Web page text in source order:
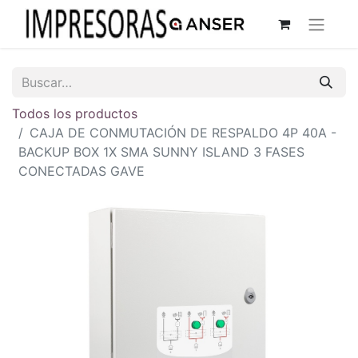
Todos los productos
CAJA DE CONMUTACIÓN DE RESPALDO 4P 40A -
BACKUP BOX 1X SMA SUNNY ISLAND 3 FASES
CONECTADAS GAVE